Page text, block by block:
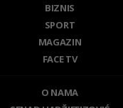
BIZNIS
SPORT
MAGAZIN
FACE TV
O NAMA